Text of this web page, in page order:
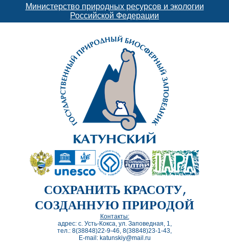
Министерство природных ресурсов и экологии
Российской Федерации
СОХРАНИТЬ КРАСОТУ,
СОЗДАННУЮ ПРИРОДОЙ
Контакты:
адрес: с. Усть-Кокса, ул. Заповедная, 1,
тел.: 8(38848)22-9-46, 8(38848)23-1-43,
E-mail: katunskiy@mail.ru